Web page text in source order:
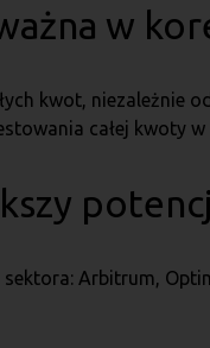
w
kwot, niezależnie
całej kwoty w
Arbitrum,